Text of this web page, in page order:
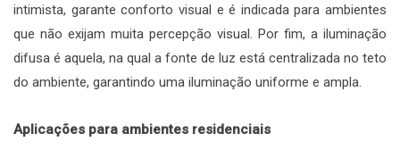
intimista, garante conforto visual e é indicada para ambientes
que não exijam muita percepção visual. Por fim, a iluminação
difusa é aquela, na qual a fonte de luz está centralizada no teto
do ambiente, garantindo uma iluminação uniforme e ampla.
Aplicações para ambientes residenciais